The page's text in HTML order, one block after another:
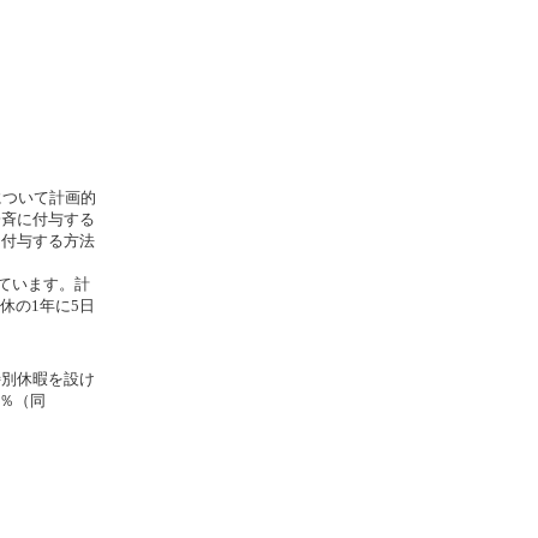
いて計画的
に付与する
与する方法
います。計
の1年に5日
休暇を設け
（同